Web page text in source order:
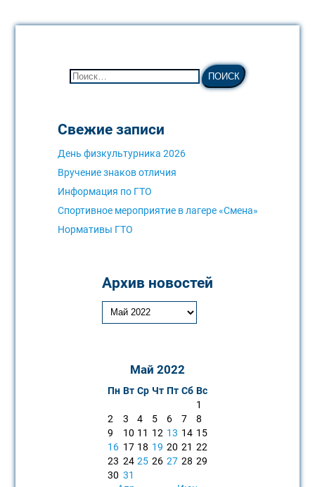
Свежие записи
День физкультурника 2026
Вручение знаков отличия
Информация по ГТО
Спортивное мероприятие в лагере «Смена»
Нормативы ГТО
Архив новостей
Май 2022
Пн Вт Ср Чт Пт Сб Вс
1
2
3 4 5 6 7
8
9
10 11 12 13 14 15
16 17 18 19 20 21 22
23 24 25 26 27 28 29
30 31